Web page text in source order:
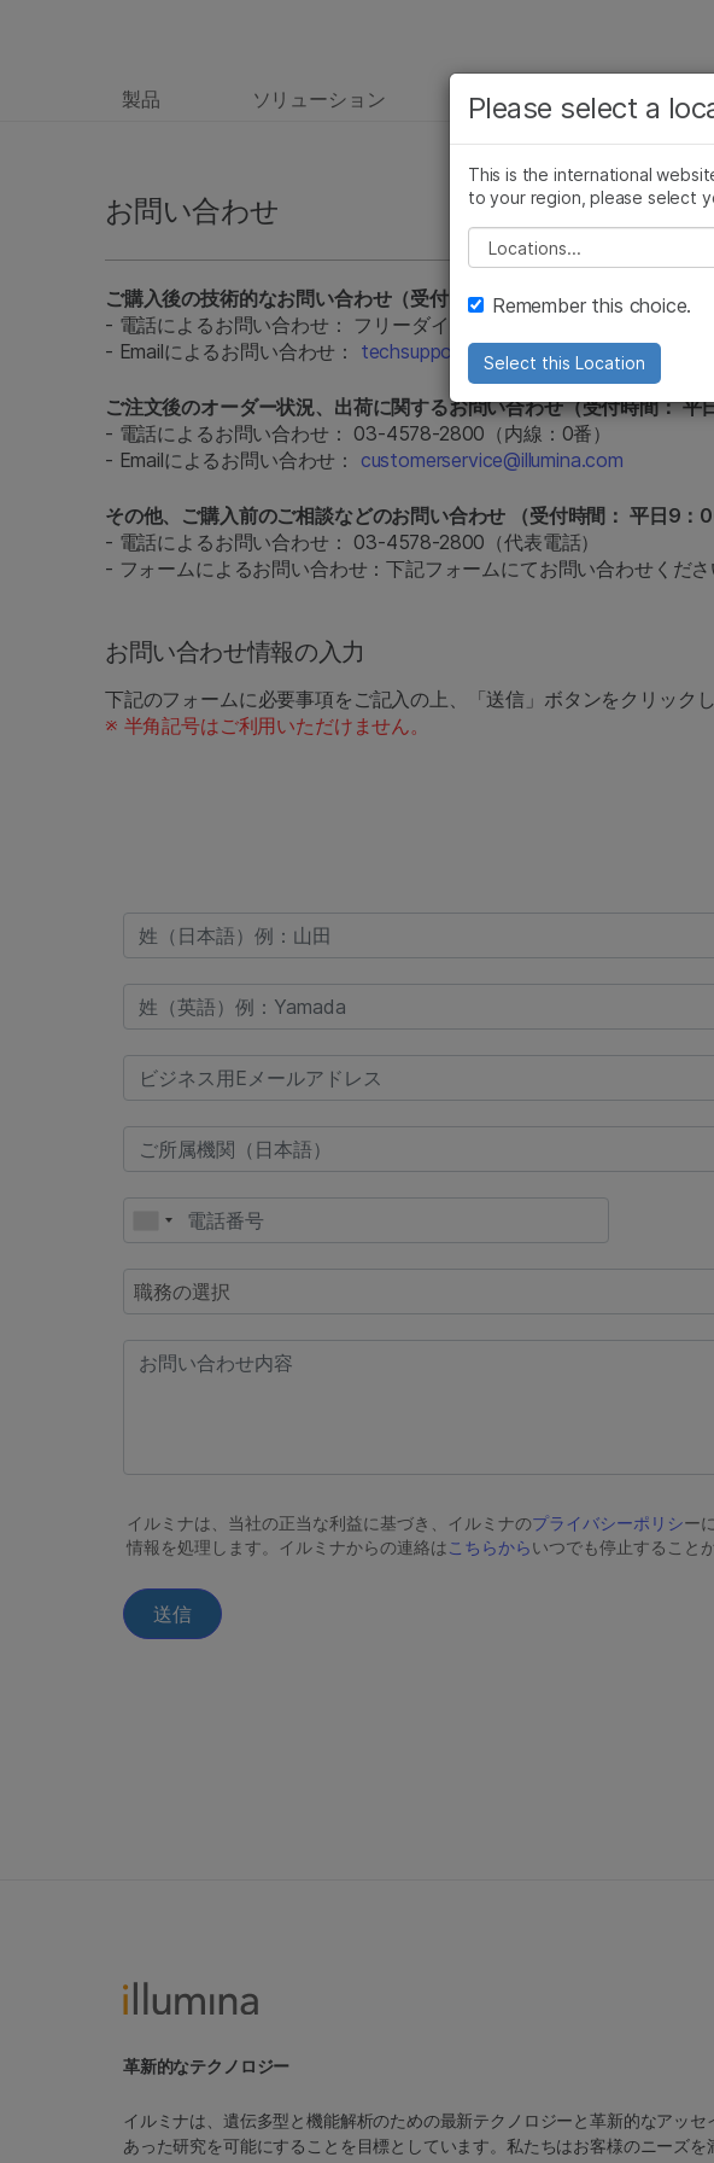
製品 ソリューション ラーニング 企業
お問い合わせ
ご購入後の技術的なお問い合わせ（受付時間： 平日9：00 - 17：00）
- 電話によるお問い合わせ： フリーダイヤル： 0800-111-5011
- Emailによるお問い合わせ： techsupport@illumina.com
ご注文後のオーダー状況、出荷に関するお問い合わせ（受付時間：
- 電話によるお問い合わせ： 03-4578-2800（内線：0番）
- Emailによるお問い合わせ： customerservice@illumina.com
その他、ご購入前のご相談などのお問い合わせ （受付時間： 平日9：
- 電話によるお問い合わせ： 03-4578-2800（代表電話）
- フォームによるお問い合わせ：下記フォームにてお問い合わせくださ
お問い合わせ情報の入力
下記のフォームに必要事項をご記入の上、「送信」ボタンをクリックし
※ 半角記号はご利用いただけません。
革新的なテクノロジー
イルミナは、遺伝多型と機能解析のための最新テクノロジーと革新的なアッ
あった研究を可能にすることを目標としています。私たちはお客様のニーズ
Please select a
This is the international
to your region, please select
Please select a location
Remember this choice.
Select this Location
お気に入りの分野
ツへのリンクが表
微生物研究
複雑な疾患